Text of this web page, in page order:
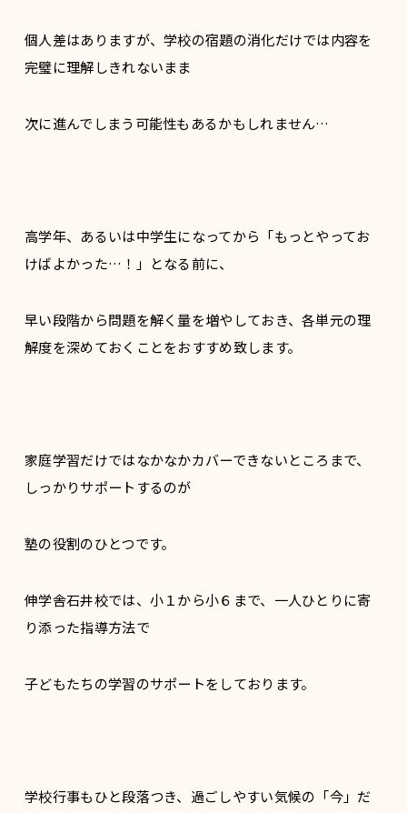
個人差はありますが、学校の宿題の消化だけでは内容を
完璧に理解しきれないまま
次に進んでしまう可能性もあるかもしれません…
高学年、あるいは中学生になってから「もっとやってお
けばよかった…！」となる前に、
早い段階から問題を解く量を増やしておき、各単元の理
解度を深めておくことをおすすめ致します。
家庭学習だけではなかなかカバーできないところまで、
しっかりサポートするのが
塾の役割のひとつです。
伸学舎石井校では、小１から小６まで、一人ひとりに寄
り添った指導方法で
子どもたちの学習のサポートをしております。
学校行事もひと段落つき、過ごしやすい気候の「今」だ